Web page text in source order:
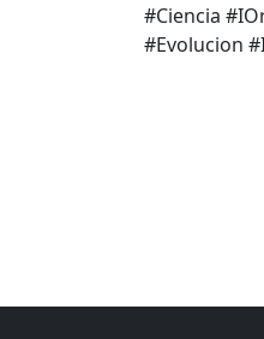
#Ciencia
#Evolucion